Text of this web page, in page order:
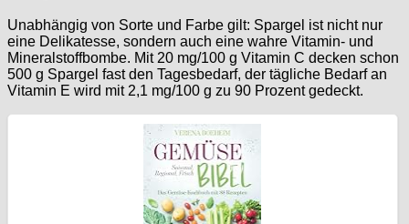
Unabhängig von Sorte und Farbe gilt: Spargel ist nicht nur
eine Delikatesse, sondern auch eine wahre Vitamin- und
Mineralstoffbombe. Mit 20 mg/100 g Vitamin C decken schon
500 g Spargel fast den Tagesbedarf, der tägliche Bedarf an
Vitamin E wird mit 2,1 mg/100 g zu 90 Prozent gedeckt.